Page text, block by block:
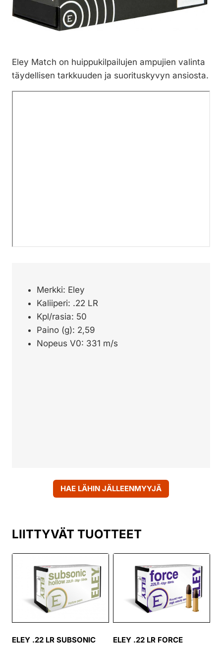
Eley Match on huippukilpailujen ampujien valinta
täydellisen tarkkuuden ja suorituskyvyn ansiosta.
Merkki: Eley
Kaliiperi: .22 LR
Kpl/rasia: 50
Paino (g): 2,59
Nopeus V0: 331 m/s
HAE LÄHIN JÄLLEENMYYJÄ
LIITTYVÄT TUOTTEET
ELEY .22 LR SUBSONIC
ELEY .22 LR FORCE